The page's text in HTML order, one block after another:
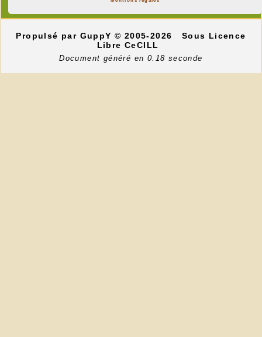
Propulsé par GuppY© 2005-2026
Sous Licence
Libre CeCILL
Document généré en 0.18 seconde